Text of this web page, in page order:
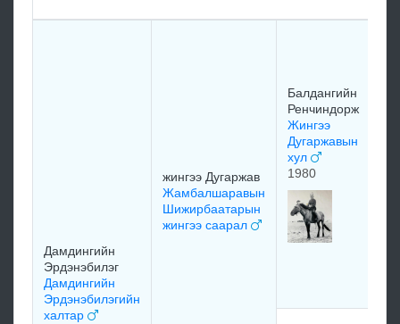
Дамдингийн
Эрдэнэбилэг
Дамдингийн
Эрдэнэбилэгийн
халтар
жингээ Дугаржав
Жамбалшаравын
Шижирбаатарын
жингээ саарал
Балдангийн
Ренчиндорж
Жингээ
Дугаржавын
хул
1980